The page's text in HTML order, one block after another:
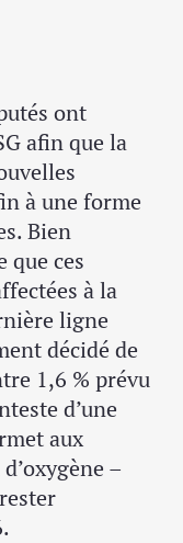
ont
afin que la
à une forme
Bien
que ces
à la
ligne
décidé de
1,6 % prévu
d’une
aux
–